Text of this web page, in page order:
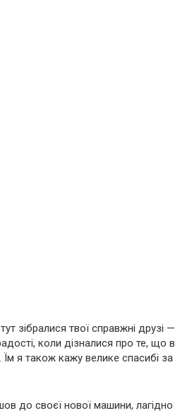
зібралися твої справжні друзі —
коли дізналися про те, що в
я також кажу велике спасибі за
до своєї нової машини, лагідно